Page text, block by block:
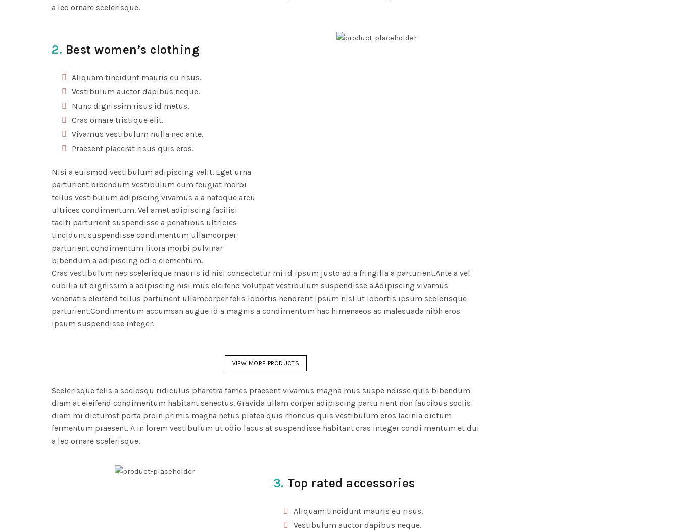
a leo ornare scelerisque.
2. Best women’s clothing
Aliquam tincidunt mauris eu risus.
Vestibulum auctor dapibus neque.
Nunc dignissim risus id metus.
Cras ornare tristique elit.
Vivamus vestibulum nulla nec ante.
Praesent placerat risus quis eros.
Nisi a euismod vestibulum adipiscing velit. Eget urna
parturient bibendum vestibulum cum feugiat morbi
tellus vestibulum adipiscing vivamus a a natoque arcu
ultrices condimentum. Vel amet adipiscing facilisi
taciti parturient suspendisse a penatibus ultricies
tincidunt suspendisse condimentum ullamcorper
parturient condimentum litora morbi pulvinar
bibendum a adipiscing odio elementum.
Cras vestibulum nec scelerisque mauris id nisi consectetur mi id ipsum justo ad a fringilla a parturient.Ante a vel
cubilia ut dignissim a adipiscing nisl mus eleifend volutpat vestibulum suspendisse a.Adipiscing vivamus
venenatis eleifend tellus parturient ullamcorper felis lobortis hendrerit ipsum nisl ut lobortis ipsum scelerisque
parturient.Condimentum accumsan augue id a magnis a condimentum hac himenaeos ac malesuada nibh eros
ipsum suspendisse integer.
VIEW MORE PRODUCTS
Scelerisque felis a sociosqu ridiculus pharetra fames praesent vivamus magna mus suspe ndisse quis bibendum
diam at eleifend condimentum habitant senectus. Gravida ullam corper adipiscing partu rient non faucibus sociis
diam mi dictumst porta proin primis magna netus platea quis rhoncus quis vestibulum eros lacinia dictum
fermentum praesent. A in lorem vestibulum ut odio lacus at suspendisse habitant cras integer condi mentum et dui
a leo ornare scelerisque.
3. Top rated accessories
Aliquam tincidunt mauris eu risus.
Vestibulum auctor dapibus neque.